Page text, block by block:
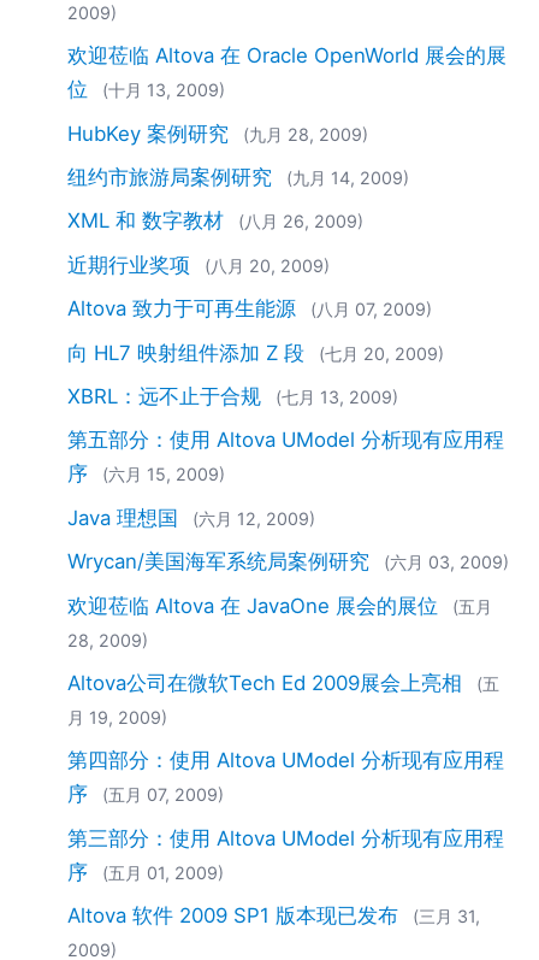
2009)
欢迎莅临 Altova 在 Oracle OpenWorld 展会的展
位
(十月 13, 2009)
HubKey 案例研究 (九月 28, 2009)
纽约市旅游局案例研究 (九月 14, 2009)
XML 和 数字教材 (八月 26, 2009)
近期行业奖项 (八月 20, 2009)
Altova 致力于可再生能源 (八月 07, 2009)
向 HL7 映射组件添加 Z 段 (七月 20, 2009)
XBRL：远不止于合规 (七月 13, 2009)
第五部分：使用 Altova UModel 分析现有应用程
序
(六月 15, 2009)
Java 理想国 (六月 12, 2009)
Wrycan/美国海军系统局案例研究 (六月 03, 2009)
欢迎莅临 Altova 在 JavaOne 展会的展位
(五月
28, 2009)
Altova公司在微软Tech Ed 2009展会上亮相
(五
月 19, 2009)
第四部分：使用 Altova UModel 分析现有应用程
序
(五月 07, 2009)
第三部分：使用 Altova UModel 分析现有应用程
序
(五月 01, 2009)
Altova 软件 2009 SP1 版本现已发布
(三月 31,
2009)